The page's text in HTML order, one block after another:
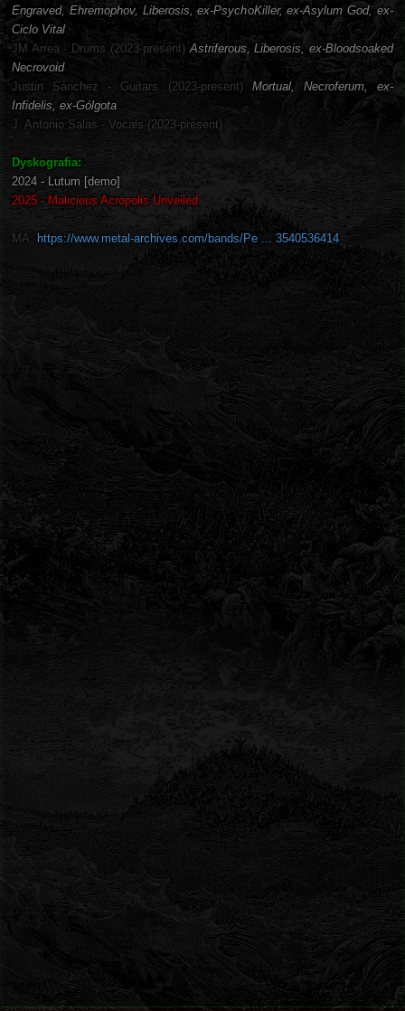
Engraved, Ehremophov, Liberosis, ex-PsychoKiller, ex-Asylum God, ex-
Ciclo Vital
JM Arrea - Drums (2023-present)Astriferous, Liberosis, ex-Bloodsoaked
Necrovoid
Justin Sánchez - Guitars (2023-present) Mortual, Necroferum, ex-
Infidelis, ex-Gólgota
J. Antonio Salas - Vocals (2023-present)
Dyskografia:
2024 - Lutum [demo]
2025 - Malicious Acropolis Unveiled
MA: https://www.metal-archives.com/bands/Pe ... 3540536414